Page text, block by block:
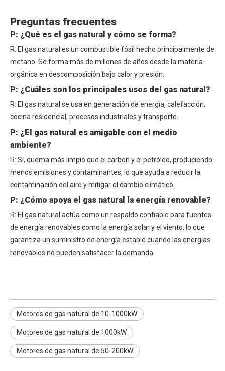
Preguntas frecuentes
P: ¿Qué es el gas natural y cómo se forma?
R: El gas natural es un combustible fósil hecho principalmente de
metano. Se forma más de millones de años desde la materia
orgánica en descomposición bajo calor y presión.
P: ¿Cuáles son los principales usos del gas natural?
R: El gas natural se usa en generación de energía, calefacción,
cocina residencial, procesos industriales y transporte.
P: ¿El gas natural es amigable con el medio
ambiente?
R: Sí, quema más limpio que el carbón y el petróleo, produciendo
menos emisiones y contaminantes, lo que ayuda a reducir la
contaminación del aire y mitigar el cambio climático.
P: ¿Cómo apoya el gas natural la energía renovable?
R: El gas natural actúa como un respaldo confiable para fuentes
de energía renovables como la energía solar y el viento, lo que
garantiza un suministro de energía estable cuando las energías
renovables no pueden satisfacer la demanda.
Motores de gas natural de 10-1000kW
Motores de gas natural de 1000kW
Motores de gas natural de 50-200kW